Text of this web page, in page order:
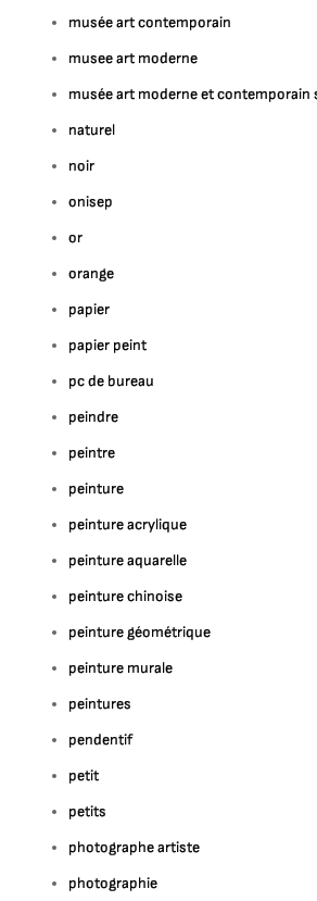
musée art contemporain
musee art moderne
musée art moderne et contemporain
naturel
noir
onisep
or
orange
papier
papier peint
pc de bureau
peindre
peintre
peinture
peinture acrylique
peinture aquarelle
peinture chinoise
peinture géométrique
peinture murale
peintures
pendentif
petit
petits
photographe artiste
photographie